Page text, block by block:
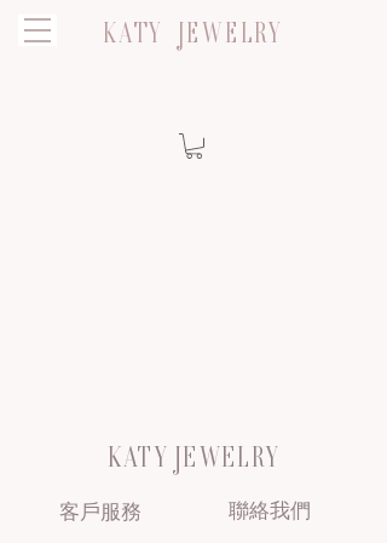
KATY JEWELRY
KATY JEWELRY
客戶服務 聯絡我們